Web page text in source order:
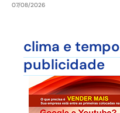
07/08/2026
clima e tempo
publicidade